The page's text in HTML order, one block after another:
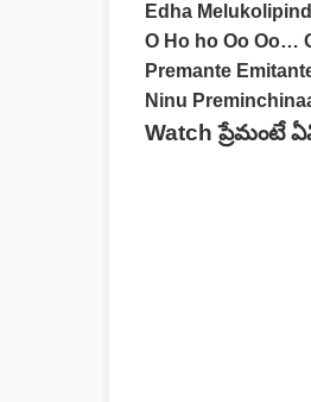
Edha
O Ho ho Oo Oo…
Premante
Ninu
Watch ప్రేమంటే